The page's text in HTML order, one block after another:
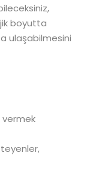
boyutta
ulaşabilmesini
vermek